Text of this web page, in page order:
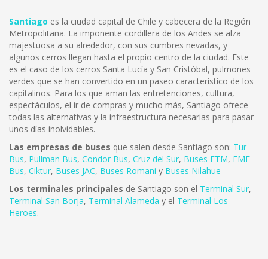
Santiago es la ciudad capital de Chile y cabecera de la Región
Metropolitana. La imponente cordillera de los Andes se alza
majestuosa a su alrededor, con sus cumbres nevadas, y
algunos cerros llegan hasta el propio centro de la ciudad. Este
es el caso de los cerros Santa Lucía y San Cristóbal, pulmones
verdes que se han convertido en un paseo característico de los
capitalinos. Para los que aman las entretenciones, cultura,
espectáculos, el ir de compras y mucho más, Santiago ofrece
todas las alternativas y la infraestructura necesarias para pasar
unos días inolvidables.
Las empresas de buses que salen desde Santiago son: Tur
Bus, Pullman Bus, Condor Bus, Cruz del Sur, Buses ETM, EME
Bus, Ciktur, Buses JAC, Buses Romani y Buses Nilahue
Los terminales principales de Santiago son el Terminal Sur,
Terminal San Borja, Terminal Alameda y el Terminal Los
Heroes.